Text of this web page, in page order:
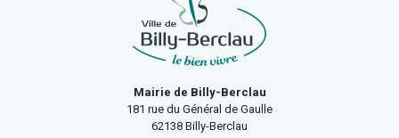
Mairie de Billy-Berclau
181 rue du Général de Gaulle
62138 Billy-Berclau